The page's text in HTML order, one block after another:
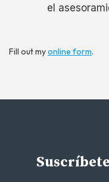
el
Fill out myonline form.